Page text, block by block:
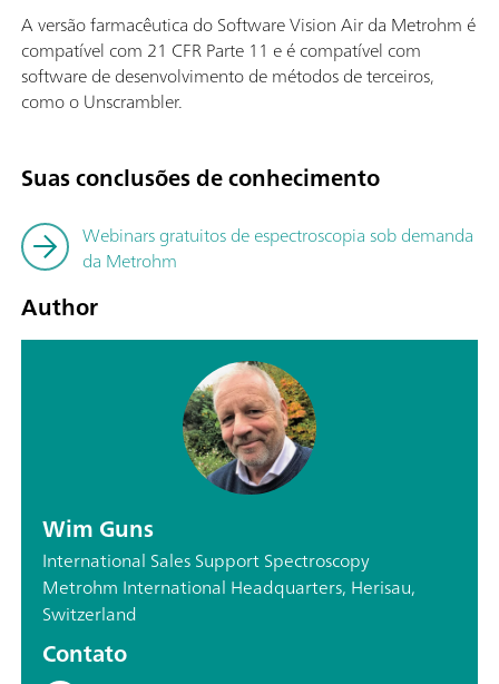
A versão farmacêutica do Software Vision Air da Metrohm é
compatível com 21 CFR Parte 11 e é compatível com
software de desenvolvimento de métodos de terceiros,
como o Unscrambler.
Suas conclusões de conhecimento
Webinars gratuitos de espectroscopia sob demanda
da Metrohm
Author
Wim Guns
International Sales Support Spectroscopy
Metrohm International Headquarters, Herisau,
Switzerland
Contato